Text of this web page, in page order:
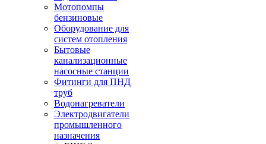
Мотопомпы
бензиновые
Оборудование для
систем отопления
Бытовые
канализационные
насосные станции
Фитинги для ПНД
труб
Водонагреватели
Электродвигатели
промышленного
назначения